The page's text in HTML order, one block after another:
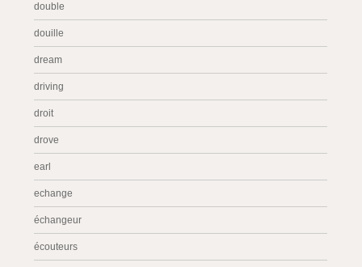
double
douille
dream
driving
droit
drove
earl
echange
échangeur
écouteurs